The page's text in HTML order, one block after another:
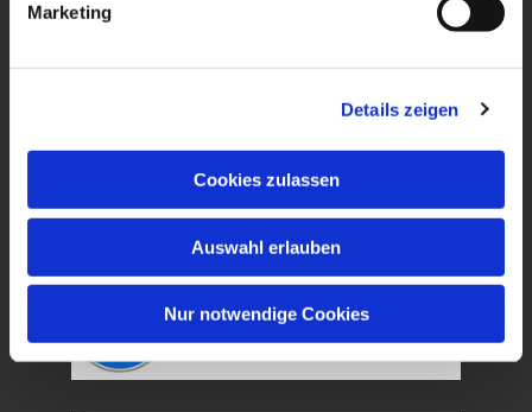
Marketing
Details zeigen
Cookies zulassen
Auswahl erlauben
Nur notwendige Cookies
Kirchweg 22